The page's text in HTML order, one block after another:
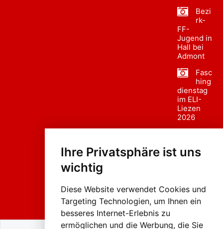
Ihre Privatsphäre ist uns
wichtig
Diese Website verwendet Cookies und
Targeting Technologien, um Ihnen ein
besseres Internet-Erlebnis zu
ermöglichen und die Werbung, die Sie
Bezi
rk-
FF-
Jugend in
Hall bei
Admont
Fasc
hing
dienstag
im ELI-
Liezen
2026
sumzug
Liezen